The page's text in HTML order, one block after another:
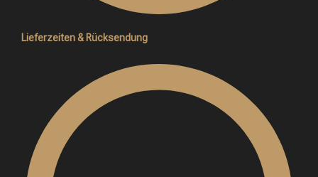
Lieferzeiten & Rücksendung